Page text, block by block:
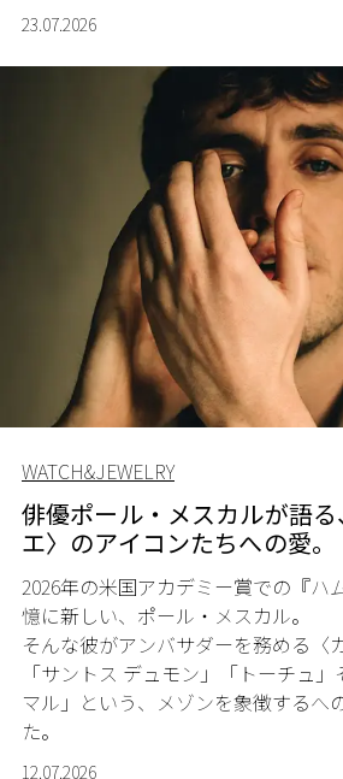
23.07.2026
WATCH&JEWELRY
俳優ポール・メスカルが語る
エ〉のアイコンたちへの愛。
2026年の米国アカデミー賞での『ハ
憶に新しい、ポール・メスカル。
そんな彼がアンバサダーを務める〈
「サントス デュモン」「トーチュ
マル」という、メゾンを象徴するへ
た。
12.07.2026